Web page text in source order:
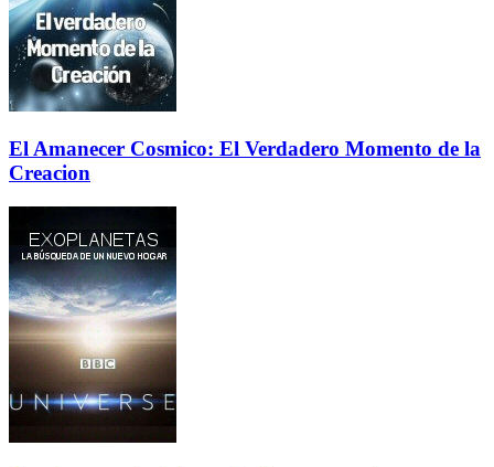
El Amanecer Cosmico: El Verdadero Momento de la
Creacion